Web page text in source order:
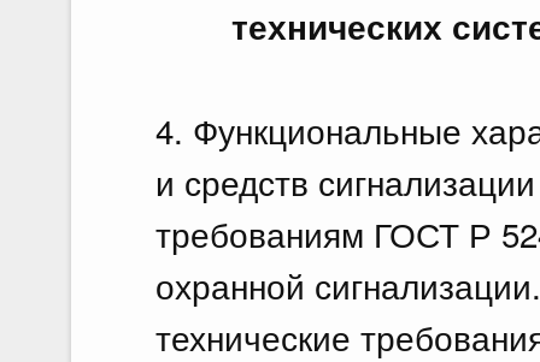
технических
4. Функциональные
и средств
требованиям ГОСТ Р
охранной
технические